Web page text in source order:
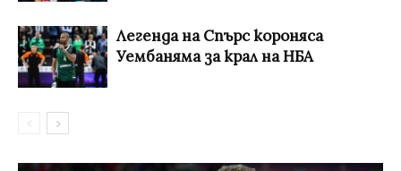
Легенда на Спърс короняса
Уембаняма за крал на НБА